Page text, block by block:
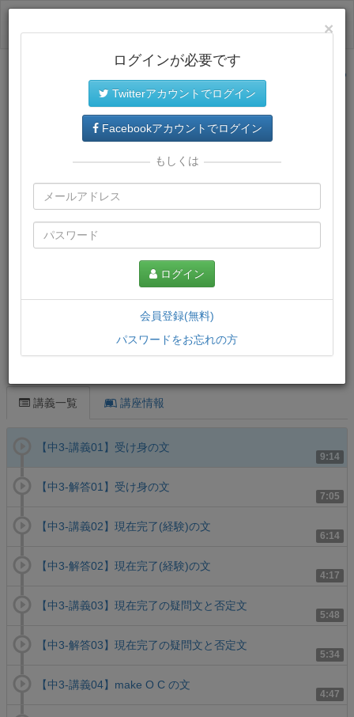
サイトトップに戻る
プレミアム会員では、教材がダウンロードでき、快適な動画
再生環境が提供されます。
講義一覧 講座情報
9:14
【中3-講義01】受け身の文
7:05
【中3-解答01】受け身の文
6:14
【中3-講義02】現在完了(経験)の文
4:17
【中3-解答02】現在完了(経験)の文
5:48
【中3-講義03】現在完了の疑問文と否定文
5:34
【中3-解答03】現在完了の疑問文と否定文
4:47
【中3-講義04】make O C の文
×
ログインが必要です
Twitterアカウントでログイン
Facebookアカウントでログイン
もしくは
ログイン
会員登録(無料)
パスワードをお忘れの方